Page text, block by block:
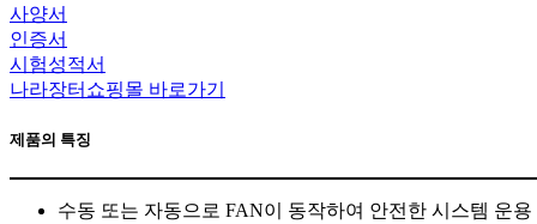
사양서
인증서
시험성적서
나라장터쇼핑몰 바로가기
제품의 특징
수동 또는 자동으로 FAN이 동작하여 안전한 시스템 운용